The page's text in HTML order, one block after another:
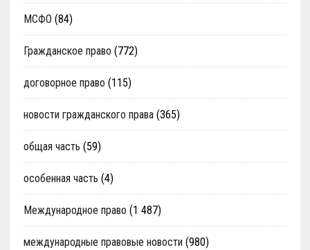
МСФО (84)
Гражданское право (772)
договорное право (115)
новости гражданского права(365)
общая часть (59)
особенная часть (4)
Международное право (1 487)
международные правовые новости (980)